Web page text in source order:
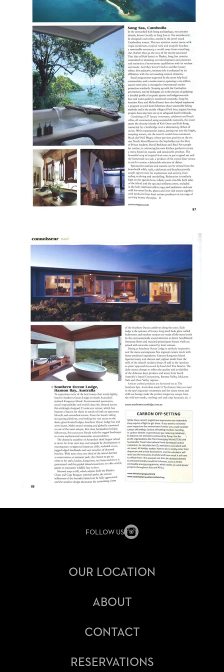
CASA LUZ
CASA DO LAGO
OUR LOCATION
ABOUT
CONTACT
RESERVATIONS
FOLLOW US